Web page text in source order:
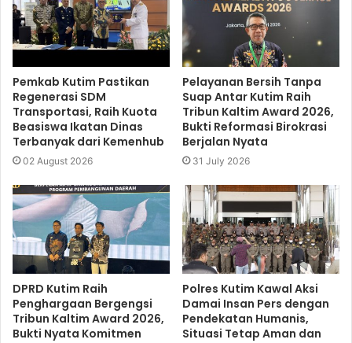
Pemkab Kutim Pastikan
Regenerasi SDM
Transportasi, Raih Kuota
Beasiswa Ikatan Dinas
Terbanyak dari Kemenhub
02 August 2026
Pelayanan Bersih Tanpa
Suap Antar Kutim Raih
Tribun Kaltim Award 2026,
Bukti Reformasi Birokrasi
Berjalan Nyata
31 July 2026
DPRD Kutim Raih
Penghargaan Bergengsi
Tribun Kaltim Award 2026,
Bukti Nyata Komitmen
Polres Kutim Kawal Aksi
Damai Insan Pers dengan
Pendekatan Humanis,
Situasi Tetap Aman dan